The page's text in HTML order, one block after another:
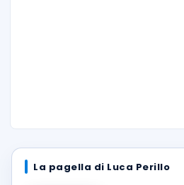
La pagella di Luca Perillo